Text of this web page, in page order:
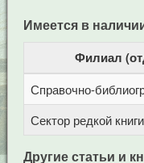
Имеется в
Филиал
Справочно-
Сектор редкой книги
Другие статьи и